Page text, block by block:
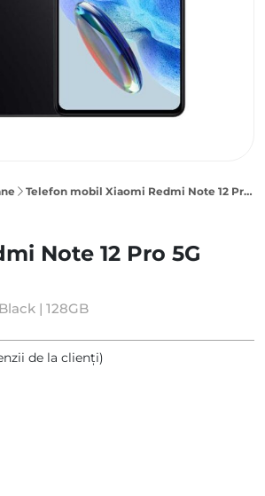
Telefon mobil Xiaomi Redmi Note 12 Pro 128GB 5G Dual SIM, Midnight Black
Note 12 Pro 5G
| 128GB
de la clienți)